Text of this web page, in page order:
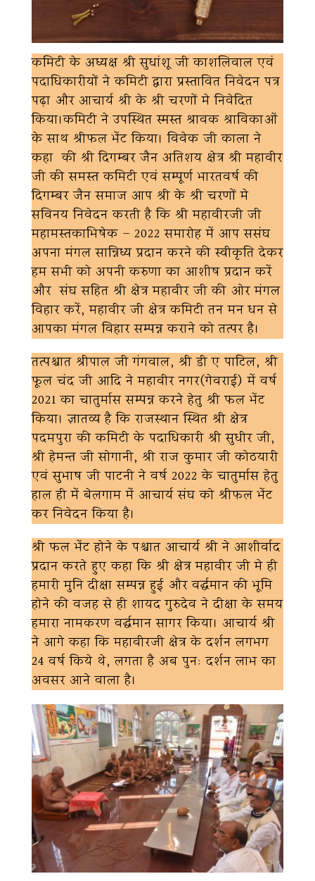
कमिटी के अध्यक्ष श्री सुधांशू जी काशलिवाल एवं
पदाधिकारीयों ने कमिटी द्वारा प्रस्तावित निवेदन पत्र
पढ़ा और आचार्य श्री के श्री चरणों मे निवेदित
किया।कमिटी ने उपस्थित स्मस्त श्रावक श्राविकाओं
के साथ श्रीफल भेंट किया। विवेक जी काला ने
कहा की श्री दिगम्बर जैन अतिशय क्षेत्र श्री महावीर
जी की समस्त कमिटी एवं सम्पूर्ण भारतवर्ष की
दिगम्बर जैन समाज आप श्री के श्री चरणों मे
सविनय निवेदन करती है कि श्री महावीरजी जी
महामस्तकाभिषेक – 2022 समारोह में आप ससंघ
अपना मंगल सान्निध्य प्रदान करने की स्वीकृति देकर
हम सभी को अपनी करुणा का आशीष प्रदान करें
और संघ सहित श्री क्षेत्र महावीर जी की ओर मंगल
विहार करें, महावीर जी क्षेत्र कमिटी तन मन धन से
आपका मंगल विहार सम्पन्न कराने को तत्पर है।
तत्पश्चात श्रीपाल जी गंगवाल, श्री डी ए पाटिल, श्री
फूल चंद जी आदि ने महावीर नगर(गेवराई) में वर्ष
2021 का चातुर्मास सम्पन्न करने हेतु श्री फल भेंट
किया। ज्ञातव्य है कि राजस्थान स्थित श्री क्षेत्र
पदमपुरा की कमिटी के पदाधिकारी श्री सुधीर जी,
श्री हेमन्त जी सोगानी, श्री राज कुमार जी कोठयारी
एवं सुभाष जी पाटनी ने वर्ष 2022 के चातुर्मास हेतु
हाल ही में बेलगाम में आचार्य संघ को श्रीफल भेंट
कर निवेदन किया है।
श्री फल भेंट होने के पश्चात आचार्य श्री ने आशीर्वाद
प्रदान करते हुए कहा कि श्री क्षेत्र महावीर जी मे ही
हमारी मुनि दीक्षा सम्पन्न हुई और वर्द्धमान की भूमि
होने की वजह से ही शायद गुरुदेव ने दीक्षा के समय
हमारा नामकरण वर्द्धमान सागर किया। आचार्य श्री
ने आगे कहा कि महावीरजी क्षेत्र के दर्शन लगभग
24 वर्ष किये थे, लगता है अब पुनः दर्शन लाभ का
अवसर आने वाला है।